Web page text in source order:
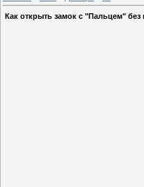
Как открыть замок с "Пальцем" без